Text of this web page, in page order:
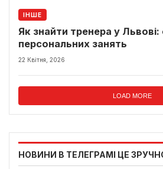
ІНШЕ
Як знайти тренера у
персональних занять
22 Квітня, 2026
LOAD MORE
НОВИНИ В ТЕЛЕГРАМІ ЦЕ